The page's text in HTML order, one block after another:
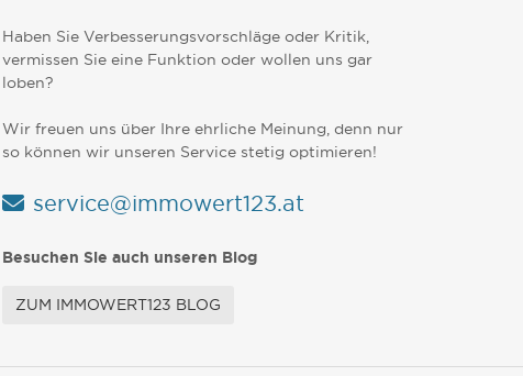
Haben Sie Verbesserungsvorschläge oder Kritik,
vermissen Sie eine Funktion oder wollen uns gar
loben?
Wir freuen uns über Ihre ehrliche Meinung, denn nur
so können wir unseren Service stetig optimieren!
service@immowert123.at
Besuchen Sie auch unseren Blog
ZUM IMMOWERT123 BLOG